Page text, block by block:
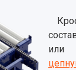
или